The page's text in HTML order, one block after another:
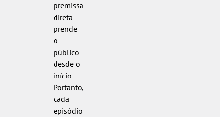
premissa
direta
prende
o
público
desde o
início.
Portanto,
cada
episódio